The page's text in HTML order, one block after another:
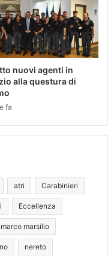
nuovi agenti in
alla questura di
fa
atri Carabinieri
Eccellenza
marco marsilio
nereto